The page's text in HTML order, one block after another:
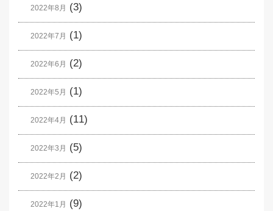
2022年8月 (3)
2022年7月 (1)
2022年6月 (2)
2022年5月 (1)
2022年4月 (11)
2022年3月 (5)
2022年2月 (2)
2022年1月 (9)